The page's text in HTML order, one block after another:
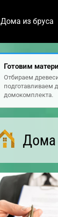
Дома из бруса
Готовим
Отбираем
подготавливаем
домокомплекта.
Дома